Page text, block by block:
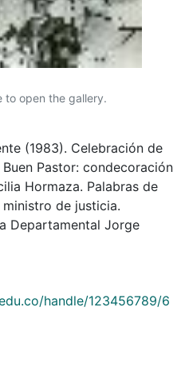
to open the gallery.
(1983). Celebración de
Pastor: condecoración
Hormaza. Palabras de
ministro de justicia.
Departamental Jorge
handle/123456789/6